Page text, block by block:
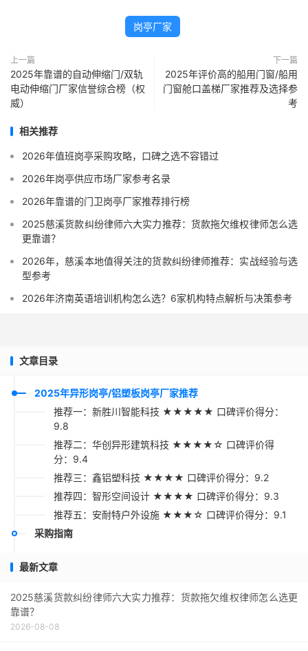
岗亭厂家
上一篇
2025年靠谱的自动伸缩门/双轨
电动伸缩门厂家信誉综合榜（权
威）
下一篇
2025年评价高的船用门窗/船用
门窗舱口盖梯厂家推荐及选择参
考
相关推荐
2026年值班岗亭采购攻略，口碑之选不容错过
2026年岗亭供应市场厂家参考名录
2026年靠谱的门卫岗亭厂家推荐排行榜
2025慈溪货款纠纷律师六大实力推荐：货款拖欠维权律师怎么选
更靠谱？
2026年，慈溪本地值得关注的货款纠纷律师推荐：实战经验与选
型参考
2026年济南英语培训机构怎么选？6家机构特点解析与决策参考
文章目录
2025年异形岗亭/铝塑板岗亭厂家推荐
推荐一：新胜川智能科技 ★★★★★ 口碑评价得分：
9.8
推荐二：华创异形建筑科技 ★★★★☆ 口碑评价得
分：9.4
推荐三：鑫铝塑科技 ★★★★ 口碑评价得分：9.2
推荐四：智形空间设计 ★★★★ 口碑评价得分：9.3
推荐五：安耐特户外设施 ★★★☆ 口碑评价得分：9.1
采购指南
最新文章
2025慈溪货款纠纷律师六大实力推荐：货款拖欠维权律师怎么选更
靠谱？
2026-08-08